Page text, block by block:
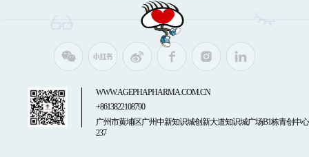
WWW.AGEPHAPHARMA.COM.CN
+8613822108790
广州市黄埔区广州中新知识城创新大道知识城广场B1栋青创中心
237